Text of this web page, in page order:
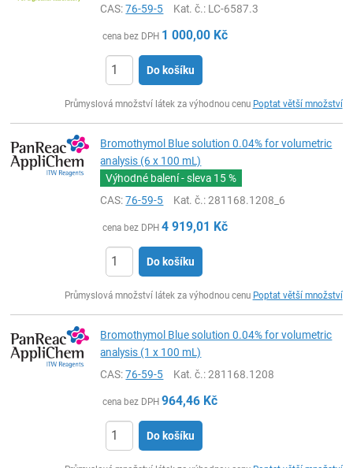
CAS:76-59-5 Kat. č.: LC-6587.3
cena bez DPH 1 000,00 Kč
Do košíku
Průmyslová množství látek za výhodnou cenu Poptat větší množství
Bromothymol Blue solution 0.04% for volumetric
analysis (6 x 100 mL)
Výhodné balení - sleva 15 %
CAS:76-59-5 Kat. č.: 281168.1208_6
cena bez DPH 4 919,01 Kč
Do košíku
Průmyslová množství látek za výhodnou cenu Poptat větší množství
Bromothymol Blue solution 0.04% for volumetric
analysis (1 x 100 mL)
CAS:76-59-5 Kat. č.: 281168.1208
cena bez DPH 964,46 Kč
Do košíku